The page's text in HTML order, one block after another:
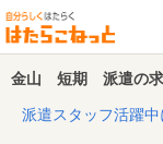
金山 短期 派遣の求
派遣スタッフ活躍